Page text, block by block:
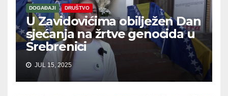
DOGAĐAJI DRUŠTVO
U Zavidovićima obilježen Dan
sjećanja na žrtve genocida u
Srebrenici
JUL 15, 2025